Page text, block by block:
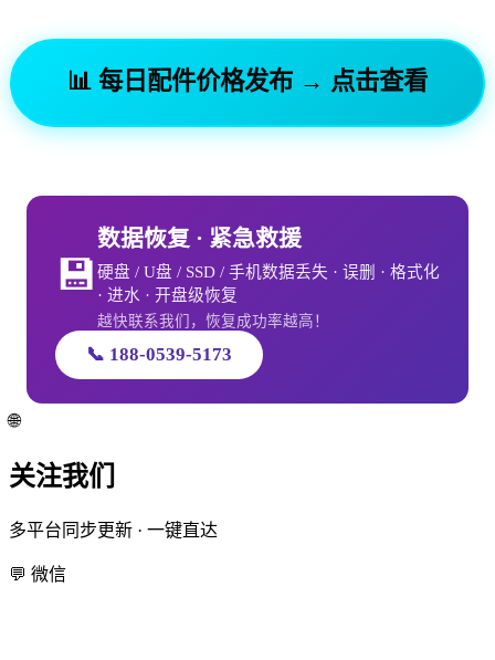
📊 每日配件价格发布 → 点击查看
💾
数据恢复 · 紧急救援
硬盘 / U盘 / SSD / 手机数据丢失 · 误删 · 格式化
· 进水 · 开盘级恢复
越快联系我们，恢复成功率越高！
📞 188-0539-5173
🌐
关注我们
多平台同步更新 · 一键直达
💬 微信